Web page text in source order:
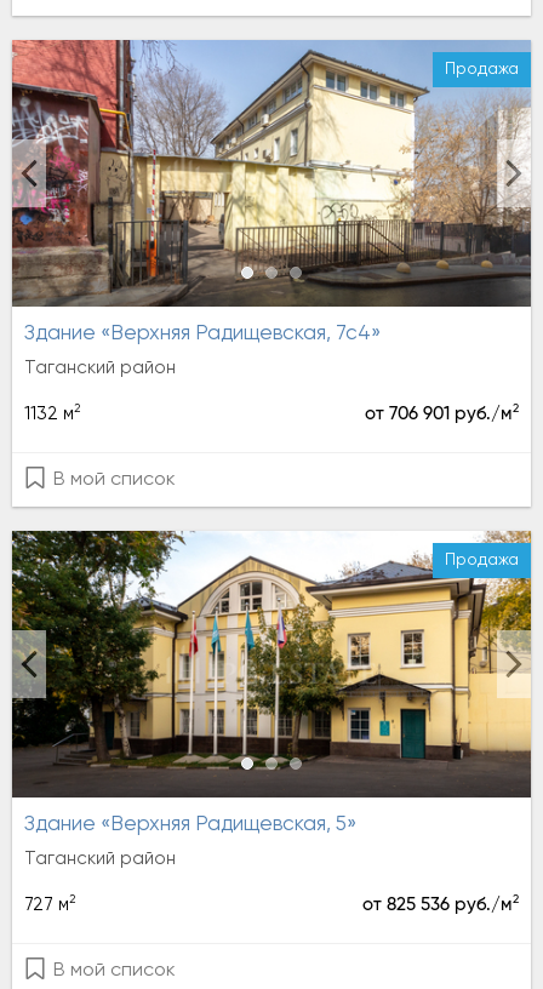
Продажа
Здание «Верхняя Радищевская, 7с4»
Таганский район
1132 м2 от 706 901 руб./м2
В мой список
Продажа
Здание «Верхняя Радищевская, 5»
Таганский район
727 м2 от 825 536 руб./м2
В мой список